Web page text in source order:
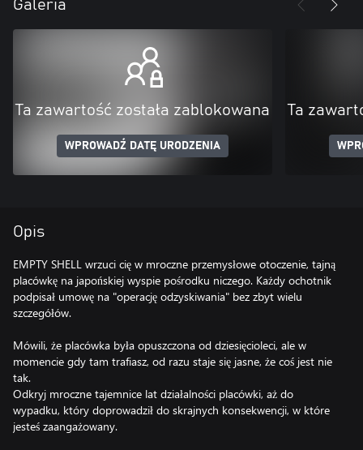
Galeria
Ta zawartość została zablokowana
WPROWADŹ DATĘ URODZENIA
Ta
Opis
EMPTY SHELL wrzuci cię w mroczne przemysłowe otoczenie, tajną
placówkę na japońskiej wyspie pośrodku niczego. Każdy ochotnik
podpisał umowę na "operację odzyskiwania" bez zbyt wielu
szczegółów.
Mówili, że placówka była opuszczona od dziesięcioleci, ale w
momencie gdy tam trafiasz, od razu staje się jasne, że coś jest nie
tak.
Odkryj mroczne tajemnice lat działalności placówki, aż do
wypadku, który doprowadził do skrajnych konsekwencji, w które
jesteś zaangażowany.